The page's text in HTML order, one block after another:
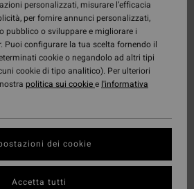
personalizzati, misurare l’efficacia
per fornire annunci personalizzati,
pubblico o sviluppare e migliorare i
Puoi configurare la tua scelta fornendo il
cookie o negandolo ad altri tipi
cookie di tipo analitico). Per ulteriori
politica sui cookiee l'informativa
dei cookie
Accetta tutti